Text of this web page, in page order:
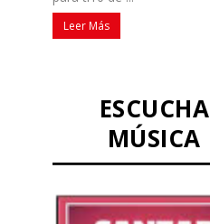
Leer Más
ESCUCHA
MÚSICA